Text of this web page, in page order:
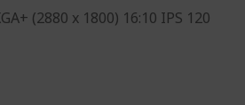
(2880 x 1800) 16:10 IPS 120